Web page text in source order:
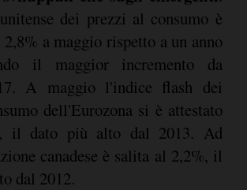
dei prezzi al consumo è
a maggio rispetto a un anno
il maggior incremento da
A maggio l'indice flash dei
dell'Eurozona si è attestato
il dato più alto dal 2013. Ad
canadese è salita al 2,2%, il
dal 2012.